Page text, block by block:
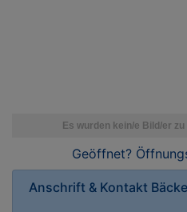
Geöffnet?
Anschrift & Kontakt